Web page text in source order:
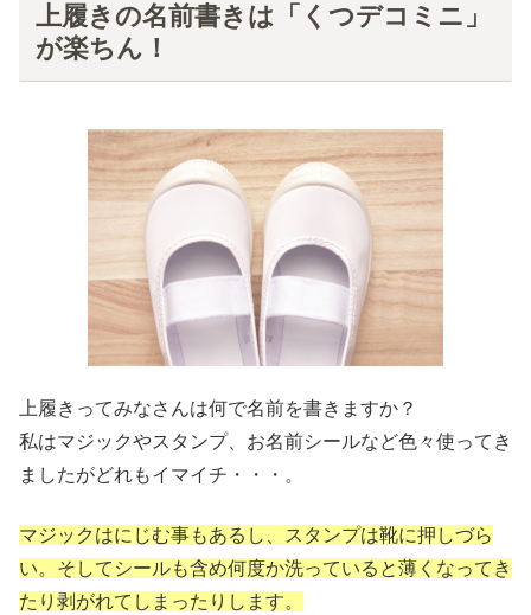
上履きの名前書きは「くつデコミニ」
が楽ちん！
上履きってみなさんは何で名前を書きますか？
私はマジックやスタンプ、お名前シールなど色々使ってき
ましたがどれもイマイチ・・・。
マジックはにじむ事もあるし、スタンプは靴に押しづら
い。そしてシールも含め何度か洗っていると薄くなってき
たり剥がれてしまったりします。